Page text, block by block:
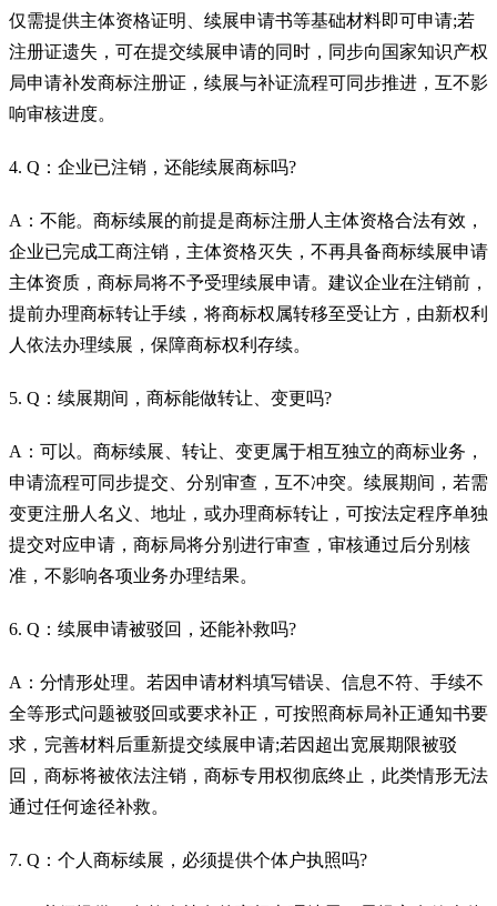
仅需提供主体资格证明、续展申请书等基础材料即可申请;若
注册证遗失，可在提交续展申请的同时，同步向国家知识产权
局申请补发商标注册证，续展与补证流程可同步推进，互不影
响审核进度。
4. Q：企业已注销，还能续展商标吗?
A：不能。商标续展的前提是商标注册人主体资格合法有效，
企业已完成工商注销，主体资格灭失，不再具备商标续展申请
主体资质，商标局将不予受理续展申请。建议企业在注销前，
提前办理商标转让手续，将商标权属转移至受让方，由新权利
人依法办理续展，保障商标权利存续。
5. Q：续展期间，商标能做转让、变更吗?
A：可以。商标续展、转让、变更属于相互独立的商标业务，
申请流程可同步提交、分别审查，互不冲突。续展期间，若需
变更注册人名义、地址，或办理商标转让，可按法定程序单独
提交对应申请，商标局将分别进行审查，审核通过后分别核
准，不影响各项业务办理结果。
6. Q：续展申请被驳回，还能补救吗?
A：分情形处理。若因申请材料填写错误、信息不符、手续不
全等形式问题被驳回或要求补正，可按照商标局补正通知书要
求，完善材料后重新提交续展申请;若因超出宽展期限被驳
回，商标将被依法注销，商标专用权彻底终止，此类情形无法
通过任何途径补救。
7. Q：个人商标续展，必须提供个体户执照吗?